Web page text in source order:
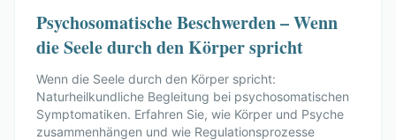
Psychosomatische Beschwerden – Wenn
die Seele durch den Körper spricht
Wenn die Seele durch den Körper spricht:
Naturheilkundliche Begleitung bei psychosomatischen
Symptomatiken. Erfahren Sie, wie Körper und Psyche
zusammenhängen und wie Regulationsprozesse